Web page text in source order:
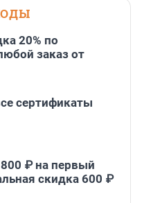
20% по
заказ от
сертификаты
₽ на первый
скидка 600 ₽